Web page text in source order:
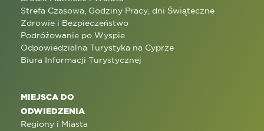
Strefa Czasowa, Godziny Pracy, dni Świąteczne
Zdrowie i Bezpieczeństwo
Podróżowanie po Wyspie
Odpowiedzialna Turystyka na Cyprze
Biura Informacji Turystycznej
MIEJSCA DO
ODWIEDZENIA
Regiony i Miasta